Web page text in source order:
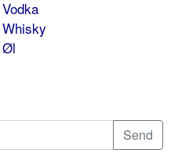
Vodka
Whisky
Øl